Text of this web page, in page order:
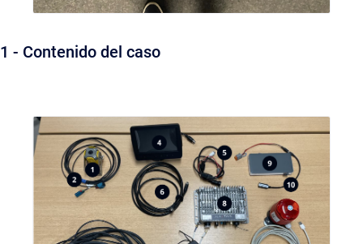
1 - Contenido del caso